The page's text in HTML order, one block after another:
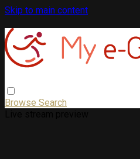
Skip to main content
Browse Search